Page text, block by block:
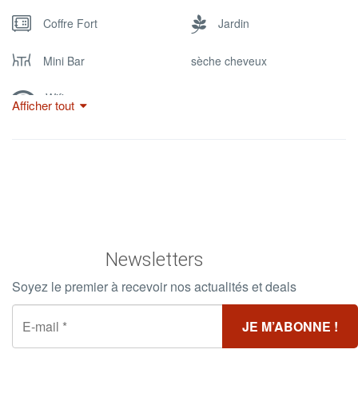
Coffre Fort Jardin
Mini Bar sèche cheveux
Wifi
Afficher tout
Newsletters
Soyez le premier à recevoir nos actualités et deals